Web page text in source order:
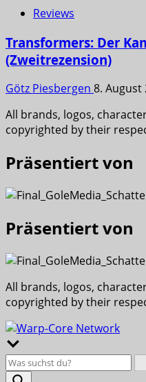
Reviews
Transformers: Der
(Zweitrezension)
Götz Piesbergen 8. August
All brands, logos,
copyrighted by their
Präsentiert von
Präsentiert von
All brands, logos,
copyrighted by their